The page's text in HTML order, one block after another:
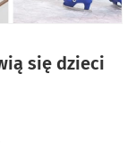
się dzieci